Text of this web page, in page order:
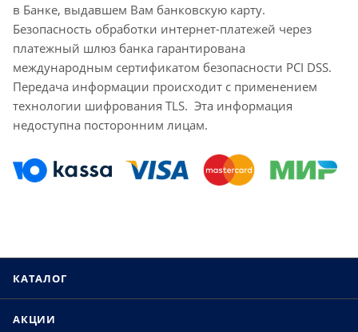
в Банке, выдавшем Вам банковскую карту.
Безопасность обработки интернет-платежей через
платежный шлюз банка гарантирована
международным сертификатом безопасности PCI DSS.
Передача информации происходит с применением
технологии шифрования TLS. Эта информация
недоступна посторонним лицам.
КАТАЛОГ
АКЦИИ